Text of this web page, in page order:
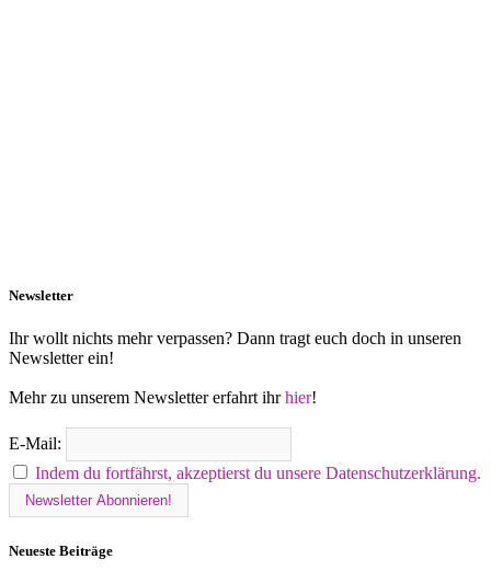
Newsletter
Ihr wollt nichts mehr verpassen? Dann tragt euch doch in unseren
Newsletter ein!
Mehr zu unserem Newsletter erfahrt ihrhier!
E-Mail:
Indem du fortfährst, akzeptierst du unsere Datenschutzerklärung.
Neueste Beiträge